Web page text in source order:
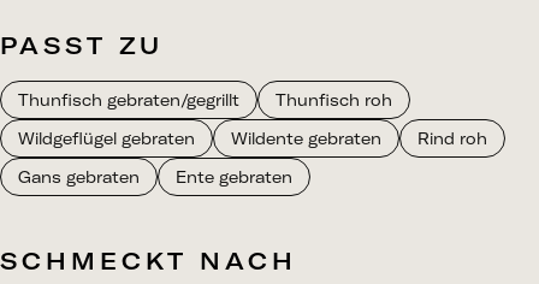
PASST ZU
Thunfisch gebraten/gegrillt
Thunfisch roh
Wildgeflügel gebraten
Wildente gebraten
Rind roh
Gans gebraten
Ente gebraten
SCHMECKT NACH